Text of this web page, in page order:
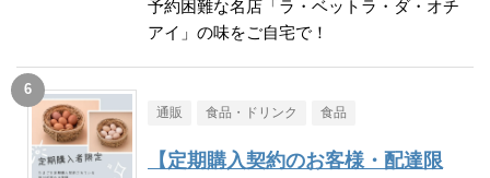
予約困難な名店「ラ・ベットラ・ダ・オチ
アイ」の味をご自宅で！
通販 食品・ドリンク 食品
【定期購入契約のお客様・配達限